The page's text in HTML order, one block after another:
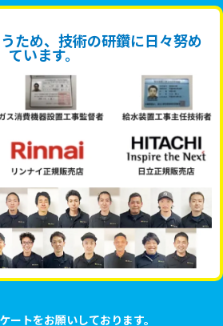
ため、技術の研鑽に日々努め
ています。
ートをお願いしております。